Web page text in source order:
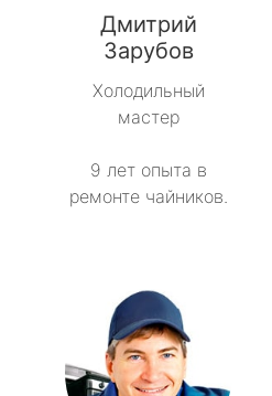
Дмитрий
Зарубов
Холодильный
мастер
9 лет опыта в
ремонте чайников.